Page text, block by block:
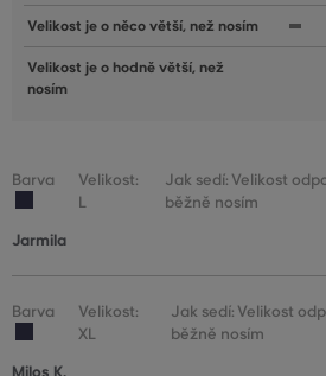
Velikost je o něco větší, než nosím
Velikost je o hodně větší, než
nosím
Barva
Velikost:
L
Jak sedí: Velikost
běžně nosím
Jarmila
Barva
Velikost:
XL
Jak sedí: Velikost
běžně nosím